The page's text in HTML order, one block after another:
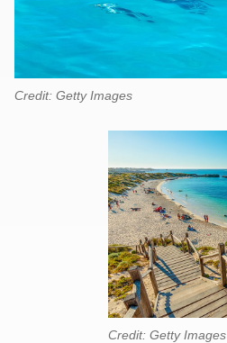
Credit: Getty Images
Credit: Getty Images